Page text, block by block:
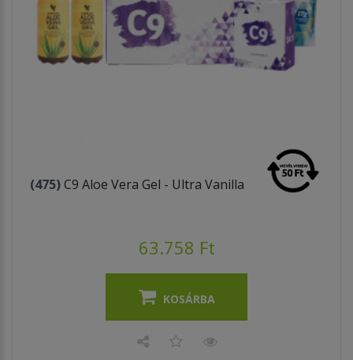
(475)C9 Aloe Vera Gel - Ultra Vanilla
63.758 Ft
KOSÁRBA